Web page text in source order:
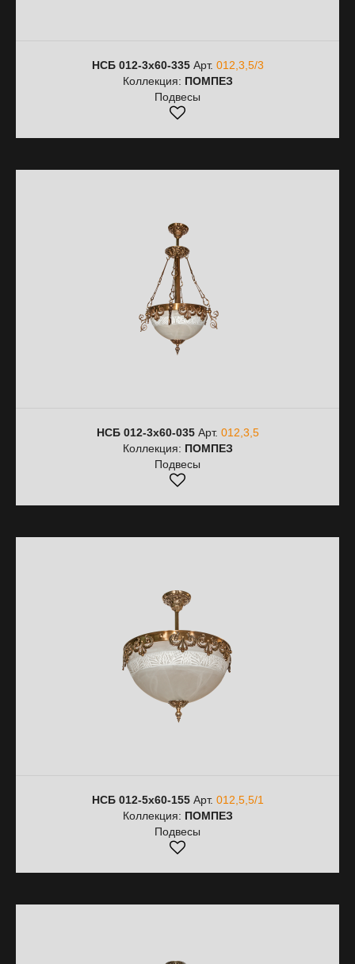
НСБ 012-3х60-335Арт. 012,3,5/3
Коллекция: ПОМПЕЗ
Подвесы
НСБ 012-3х60-035Арт. 012,3,5
Коллекция: ПОМПЕЗ
Подвесы
НСБ 012-5х60-155Арт. 012,5,5/1
Коллекция: ПОМПЕЗ
Подвесы